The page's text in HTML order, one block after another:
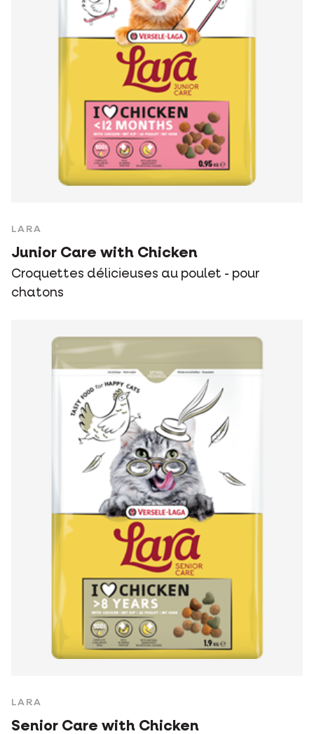
LARA
Junior Care with Chicken
Croquettes délicieuses au poulet - pour
chatons
LARA
Senior Care with Chicken